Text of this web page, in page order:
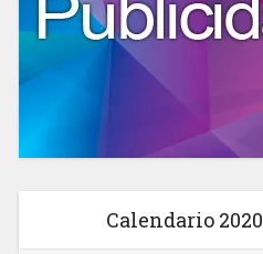
Calendario 2020